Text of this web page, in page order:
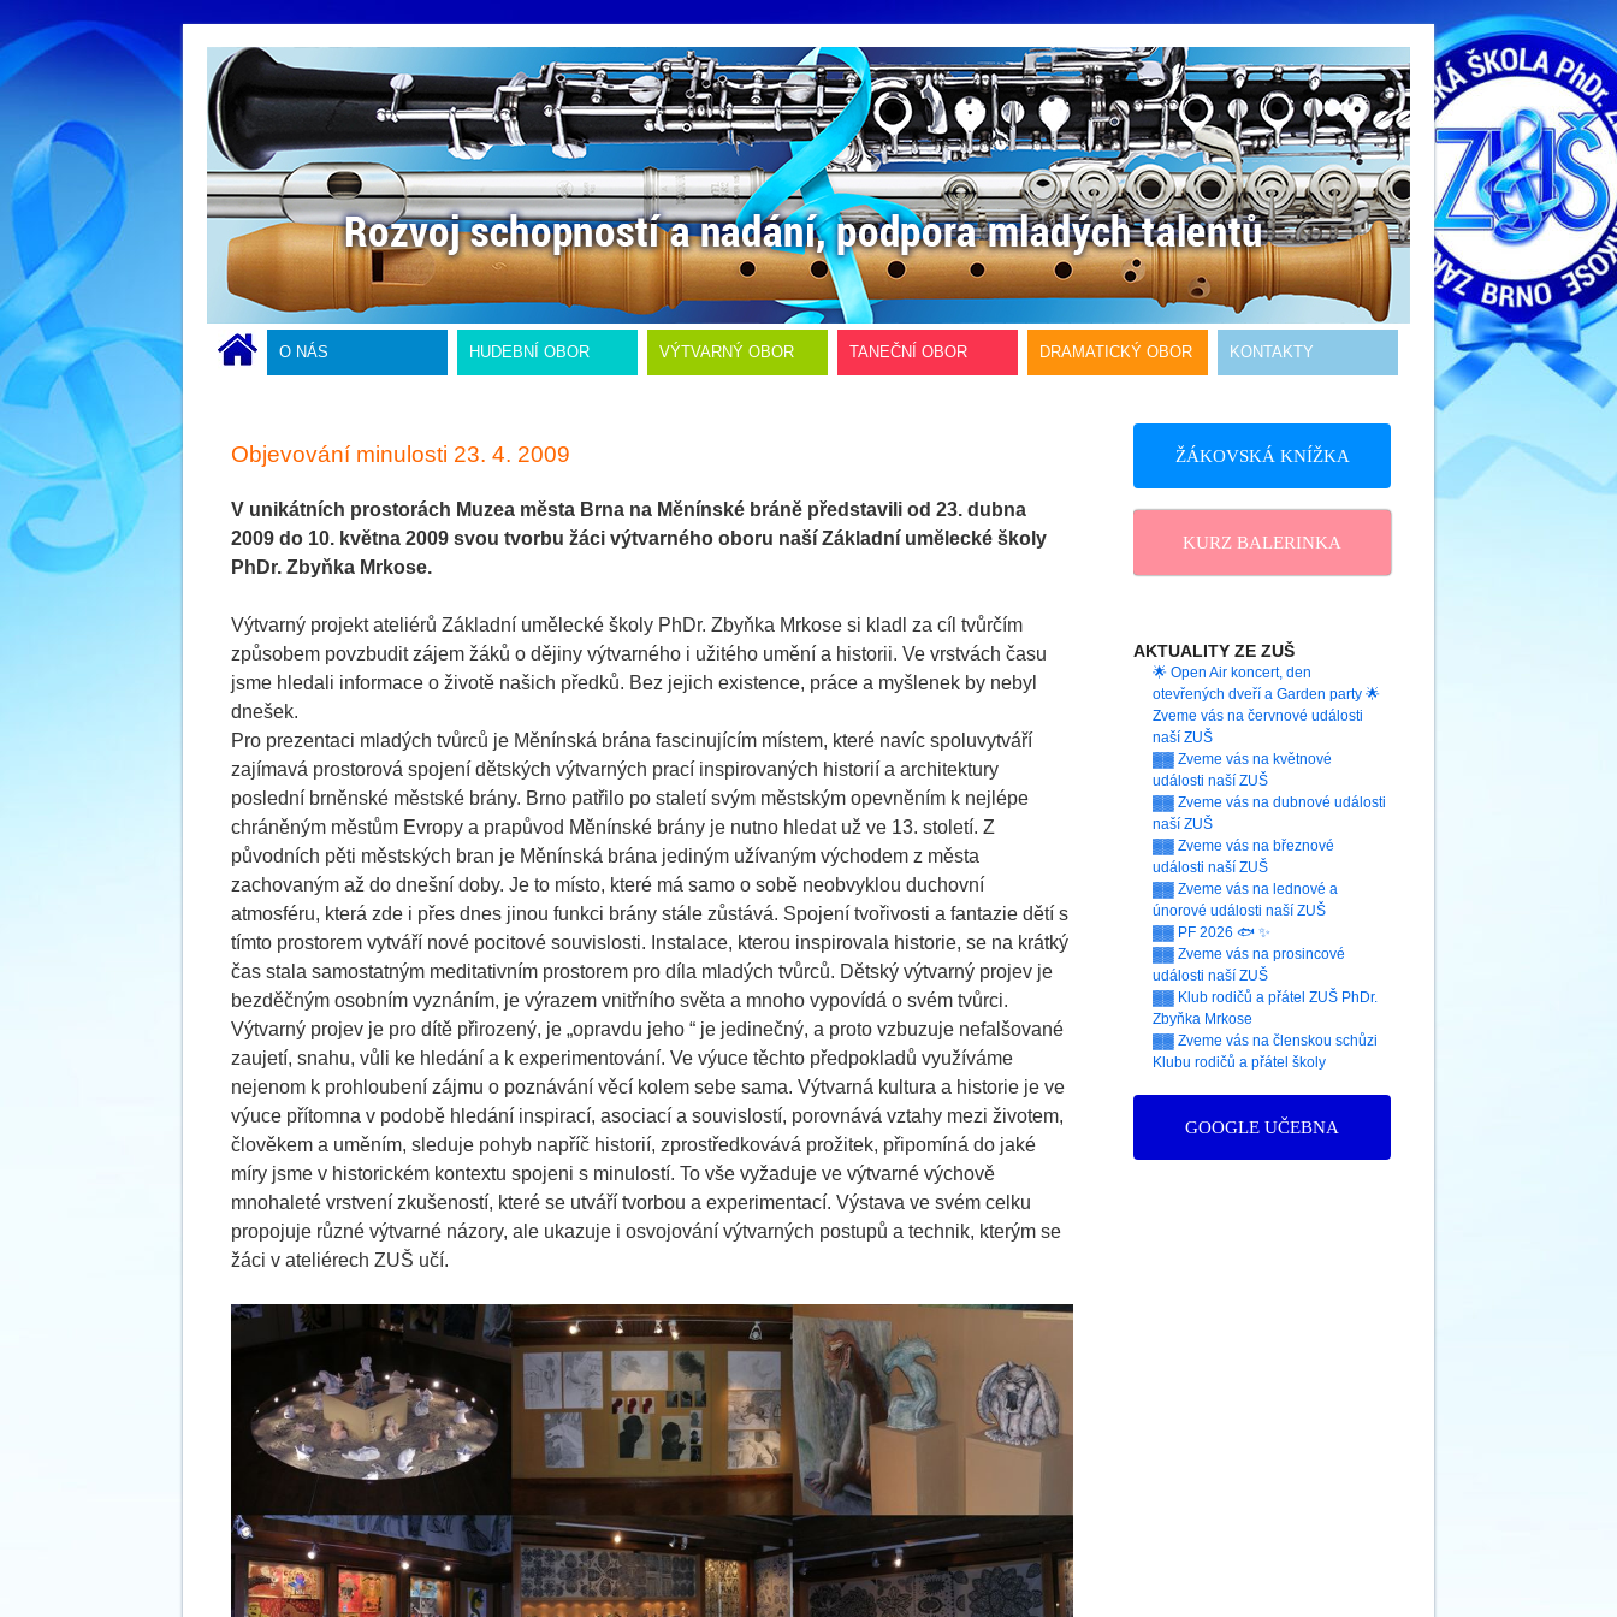
O NÁS HUDEBNÍ OBOR VÝTVARNÝ OBOR TANEČNÍ OBOR DRAMATICKÝ OBOR KONTAKTY
Objevování minulosti 23. 4. 2009
V unikátních prostorách Muzea města Brna na Měnínské bráně představili od 23. dubna
2009 do 10. května 2009 svou tvorbu žáci výtvarného oboru naší Základní umělecké školy
PhDr. Zbyňka Mrkose.
Výtvarný projekt ateliérů Základní umělecké školy PhDr. Zbyňka Mrkose si kladl za cíl tvůrčím
způsobem povzbudit zájem žáků o dějiny výtvarného i užitého umění a historii. Ve vrstvách času
jsme hledali informace o životě našich předků. Bez jejich existence, práce a myšlenek by nebyl
dnešek.
Pro prezentaci mladých tvůrců je Měnínská brána fascinujícím místem, které navíc spoluvytváří
zajímavá prostorová spojení dětských výtvarných prací inspirovaných historií a architektury
poslední brněnské městské brány. Brno patřilo po staletí svým městským opevněním k nejlépe
chráněným městům Evropy a prapůvod Měnínské brány je nutno hledat už ve 13. století. Z
původních pěti městských bran je Měnínská brána jediným užívaným východem z města
zachovaným až do dnešní doby. Je to místo, které má samo o sobě neobvyklou duchovní
atmosféru, která zde i přes dnes jinou funkci brány stále zůstává. Spojení tvořivosti a fantazie dětí s
tímto prostorem vytváří nové pocitové souvislosti. Instalace, kterou inspirovala historie, se na krátký
čas stala samostatným meditativním prostorem pro díla mladých tvůrců. Dětský výtvarný projev je
bezděčným osobním vyznáním, je výrazem vnitřního světa a mnoho vypovídá o svém tvůrci.
Výtvarný projev je pro dítě přirozený, je „opravdu jeho “ je jedinečný, a proto vzbuzuje nefalšované
zaujetí, snahu, vůli ke hledání a k experimentování. Ve výuce těchto předpokladů využíváme
nejenom k prohloubení zájmu o poznávání věcí kolem sebe sama. Výtvarná kultura a historie je ve
výuce přítomna v podobě hledání inspirací, asociací a souvislostí, porovnává vztahy mezi životem,
člověkem a uměním, sleduje pohyb napříč historií, zprostředkovává prožitek, připomíná do jaké
míry jsme v historickém kontextu spojeni s minulostí. To vše vyžaduje ve výtvarné výchově
mnohaleté vrstvení zkušeností, které se utváří tvorbou a experimentací. Výstava ve svém celku
propojuje různé výtvarné názory, ale ukazuje i osvojování výtvarných postupů a technik, kterým se
žáci v ateliérech ZUŠ učí.
ŽÁKOVSKÁ KNÍŽKA
KURZ BALERINKA
AKTUALITY ZE ZUŠ
🌟 Open Air koncert, den
otevřených dveří a Garden party 🌟
Zveme vás na červnové události
naší ZUŠ
▓▓ Zveme vás na květnové
události naší ZUŠ
▓▓ Zveme vás na dubnové události
naší ZUŠ
▓▓ Zveme vás na březnové
události naší ZUŠ
▓▓ Zveme vás na lednové a
únorové události naší ZUŠ
▓▓ PF 2026 🐟 ✨
▓▓ Zveme vás na prosincové
události naší ZUŠ
▓▓ Klub rodičů a přátel ZUŠ PhDr.
Zbyňka Mrkose
▓▓ Zveme vás na členskou schůzi
Klubu rodičů a přátel školy
GOOGLE UČEBNA